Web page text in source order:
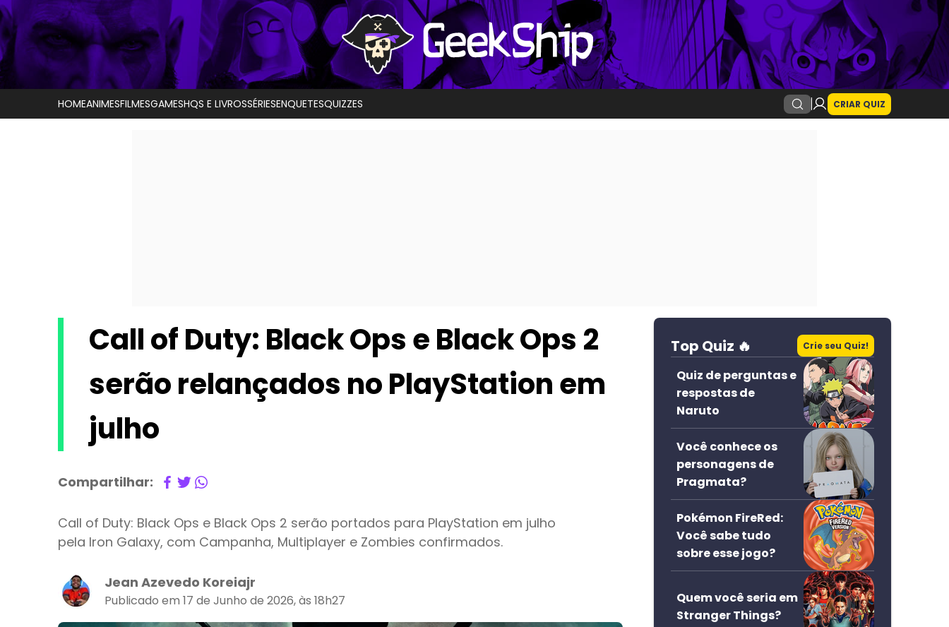
HOMEANIMESFILMESGAMESHQS E LIVROSSÉRIESENQUETESQUIZZES CRIAR QUIZ
Call of Duty: Black Ops e Black Ops 2
serão relançados no PlayStation em
julho
Compartilhar:
Call of Duty: Black Ops e Black Ops 2 serão portados para PlayStation em julho
pela Iron Galaxy, com Campanha, Multiplayer e Zombies confirmados.
Jean Azevedo Koreiajr
Publicado em 17 de Junho de 2026, às 18h27
Top Quiz 🔥 Crie seu Quiz!
Quiz de perguntas e
respostas de
Naruto
Você conhece os
personagens de
Pragmata?
Pokémon FireRed:
Você sabe tudo
sobre esse jogo?
Quem você seria em
Stranger Things?